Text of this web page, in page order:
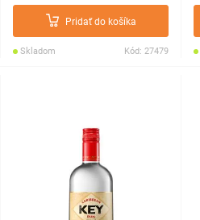
Pridať do košíka
Skladom Kód: 27479